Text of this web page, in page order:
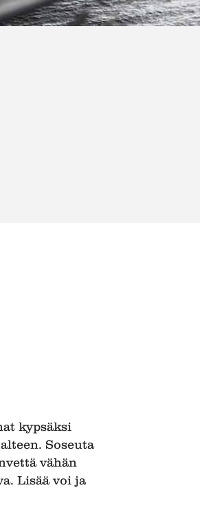
kypsäksi
Soseuta
vähän
Lisää voi ja